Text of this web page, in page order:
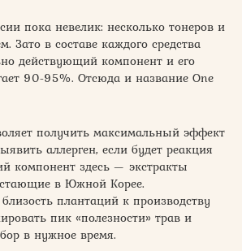
пока невелик: несколько тонеров и
в составе каждого средства
действующий компонент и его
90-95%. Отсюда и название One
получить максимальный эффект
аллерген, если будет реакция
компонент здесь — экстракты
в Южной Корее.
плантаций к производству
пик «полезности» трав и
в нужное время.